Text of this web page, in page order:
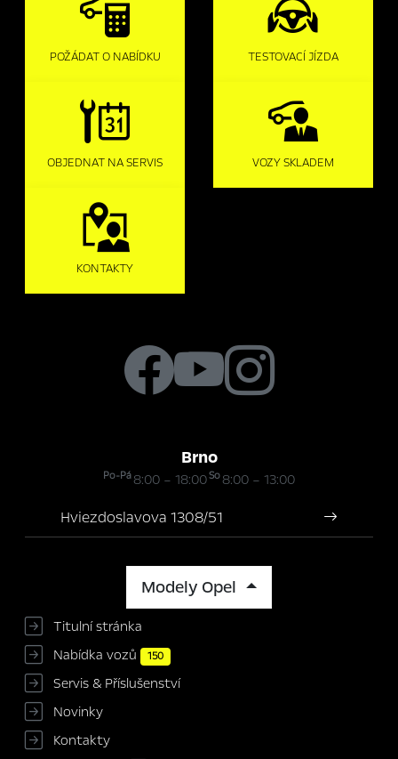
POŽÁDAT O NABÍDKU TESTOVACÍ JÍZDA
OBJEDNAT NA SERVIS VOZY SKLADEM
KONTAKTY
Brno
Po-Pá8:00 – 18:00So8:00 – 13:00
Hviezdoslavova 1308/51
Modely Opel
Titulní stránka
Nabídka vozů
150
Servis & Příslušenství
Novinky
Kontakty